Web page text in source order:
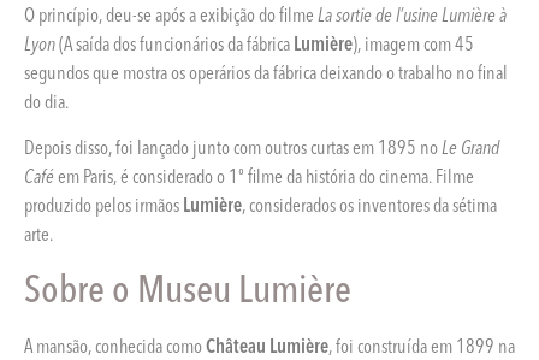
O princípio, deu-se após a exibição do filme La sortie de l’usine Lumière à
Lyon(A saída dos funcionários da fábrica Lumière), imagem com 45
segundos que mostra os operários da fábrica deixando o trabalho no final
do dia.
Depois disso, foi lançado junto com outros curtas em 1895 noLe Grand
Caféem Paris, é considerado o 1º filme da história do cinema. Filme
produzido pelos irmãos Lumière, considerados os inventores da sétima
arte.
Sobre o Museu Lumière
A mansão, conhecida comoChâteau Lumière, foi construída em 1899 na